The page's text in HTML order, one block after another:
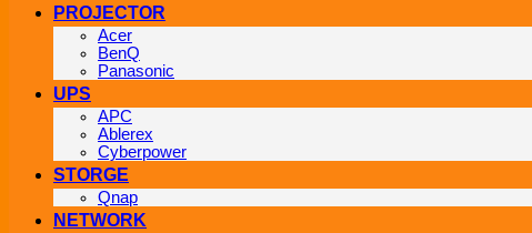
PROJECTOR
Acer
BenQ
Panasonic
UPS
APC
Ablerex
Cyberpower
STORGE
Qnap
NETWORK